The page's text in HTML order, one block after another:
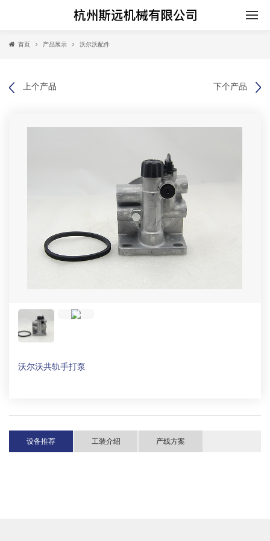
首页 产品展示 沃尔沃配件
上个产品 下个产品
沃尔沃共轨手打泵
设备推荐 工装介绍 产线方案